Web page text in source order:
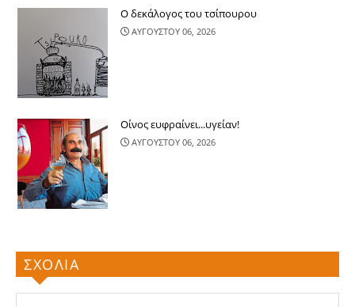
Ο δεκάλογος του τσίπουρου
ΑΥΓΟΥΣΤΟΥ 06, 2026
Οίνος ευφραίνει...υγείαν!
ΑΥΓΟΥΣΤΟΥ 06, 2026
ΣΧΟΛΙΑ